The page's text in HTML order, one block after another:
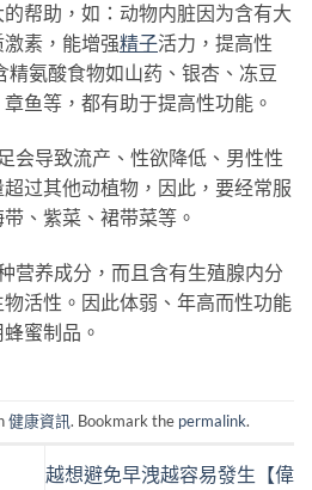
帮助，如：动物内脏因为含有大
素，能增强精子活力，提高性
精氨酸食物如山药、银杏、冻豆
鱼等，都有助于提高性功能。
会导致流产、性欲降低、男性性
过其他动植物，因此，要经常服
、紫菜、裙带菜等。
营养成分，而且含有生殖腺内分
活性。因此体弱、年高而性功能
蜜制品。
健康資訊. Bookmark the permalink.
越想避免早洩越容易發生【偉